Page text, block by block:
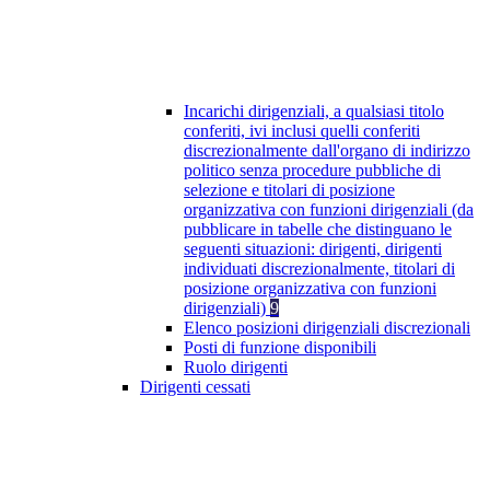
Incarichi dirigenziali, a qualsiasi titolo
conferiti, ivi inclusi quelli conferiti
discrezionalmente dall'organo di indirizzo
politico senza procedure pubbliche di
selezione e titolari di posizione
organizzativa con funzioni dirigenziali (da
pubblicare in tabelle che distinguano le
seguenti situazioni: dirigenti, dirigenti
individuati discrezionalmente, titolari di
posizione organizzativa con funzioni
dirigenziali) 9
Elenco posizioni dirigenziali discrezionali
Posti di funzione disponibili
Ruolo dirigenti
Dirigenti cessati